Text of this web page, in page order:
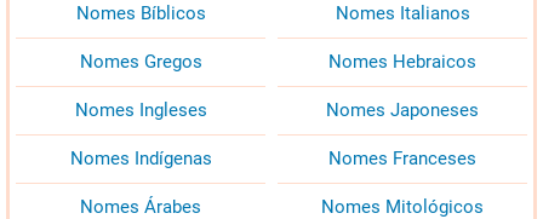
Nomes Bíblicos Nomes Italianos
Nomes Gregos Nomes Hebraicos
Nomes Ingleses Nomes Japoneses
Nomes Indígenas Nomes Franceses
Nomes Árabes Nomes Mitológicos